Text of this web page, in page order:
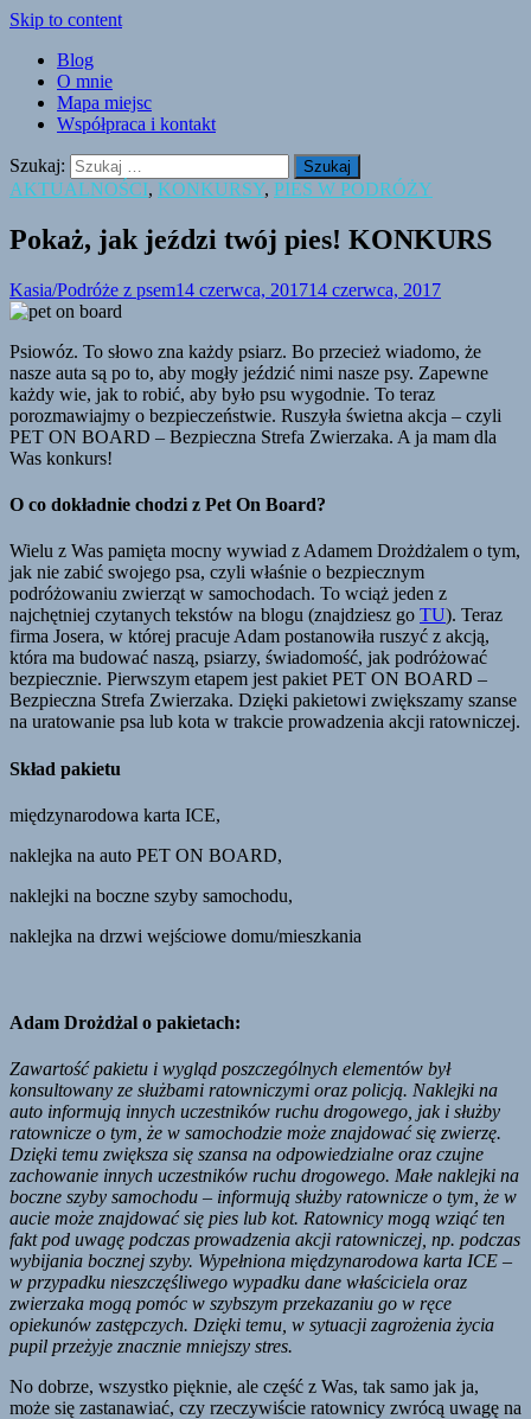
Skip to content
Blog
O mnie
Mapa miejsc
Współpraca i kontakt
Szukaj:
AKTUALNOŚCI, KONKURSY, PIES W PODRÓŻY
Pokaż, jak jeździ twój pies! KONKURS
Kasia/Podróże z psem14 czerwca, 201714 czerwca, 2017
Psiowóz. To słowo zna każdy psiarz. Bo przecież wiadomo, że
nasze auta są po to, aby mogły jeździć nimi nasze psy. Zapewne
każdy wie, jak to robić, aby było psu wygodnie. To teraz
porozmawiajmy o bezpieczeństwie. Ruszyła świetna akcja – czyli
PET ON BOARD – Bezpieczna Strefa Zwierzaka. A ja mam dla
Was konkurs!
O co dokładnie chodzi z Pet On Board?
Wielu z Was pamięta mocny wywiad z Adamem Drożdżalem o tym,
jak nie zabić swojego psa, czyli właśnie o bezpiecznym
podróżowaniu zwierząt w samochodach. To wciąż jeden z
najchętniej czytanych tekstów na blogu (znajdziesz go TU). Teraz
firma Josera, w której pracuje Adam postanowiła ruszyć z akcją,
która ma budować naszą, psiarzy, świadomość, jak podróżować
bezpiecznie. Pierwszym etapem jest pakiet PET ON BOARD –
Bezpieczna Strefa Zwierzaka. Dzięki pakietowi zwiększamy szanse
na uratowanie psa lub kota w trakcie prowadzenia akcji ratowniczej.
Skład pakietu
międzynarodowa karta ICE,
naklejka na auto PET ON BOARD,
naklejki na boczne szyby samochodu,
naklejka na drzwi wejściowe domu/mieszkania
Adam Drożdżal o pakietach:
Zawartość pakietu i wygląd poszczególnych elementów był
konsultowany ze służbami ratowniczymi oraz policją. Naklejki na
auto informują innych uczestników ruchu drogowego, jak i służby
ratownicze o tym, że w samochodzie może znajdować się zwierzę.
Dzięki temu zwiększa się szansa na odpowiedzialne oraz czujne
zachowanie innych uczestników ruchu drogowego. Małe naklejki na
boczne szyby samochodu – informują służby ratownicze o tym, że w
aucie może znajdować się pies lub kot. Ratownicy mogą wziąć ten
fakt pod uwagę podczas prowadzenia akcji ratowniczej, np. podczas
wybijania bocznej szyby. Wypełniona międzynarodowa karta ICE –
w przypadku nieszczęśliwego wypadku dane właściciela oraz
zwierzaka mogą pomóc w szybszym przekazaniu go w ręce
opiekunów zastępczych. Dzięki temu, w sytuacji zagrożenia życia
pupil przeżyje znacznie mniejszy stres.
No dobrze, wszystko pięknie, ale część z Was, tak samo jak ja,
może się zastanawiać, czy rzeczywiście ratownicy zwrócą uwagę na